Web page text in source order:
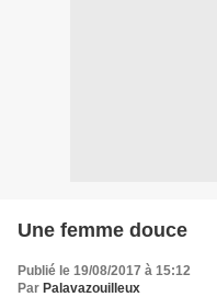
Une femme douce
Publié le 19/08/2017 à 15:12
Par Palavazouilleux